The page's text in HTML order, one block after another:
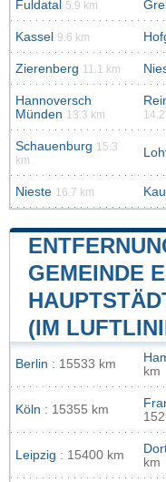
Fuldatal 5.9 km
Kassel 9.6 km
Zierenberg 11.1 km
Hannoversch
Münden 13.3 km
Schauenburg 15.3
km
Nieste 16.7 km
GEMEINDE
(IM
Berlin : 15533 km
km
Köln : 15355 km
Leipzig : 15400 km
km